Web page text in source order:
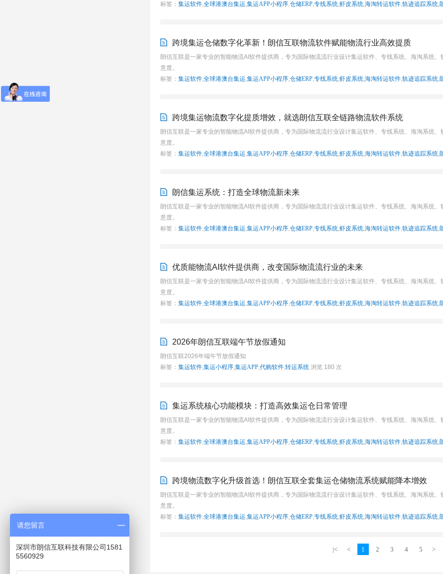
标签： 集运软件,全球港澳台集运,集运APP小程序,仓储ERP,专线系统,虾皮系统,海淘转运软件,轨迹追踪系统,
跨境集运仓储数字化革新！朗信互联物流软件赋能物流行业高效提质
朗信互联是一家专业的智能物流AI软件提供商，专为国际物流流行业设计集运软件、专线系统、海淘系统
意度。
标签： 集运软件,全球港澳台集运,集运APP小程序,仓储ERP,专线系统,虾皮系统,海淘转运软件,轨迹追踪系统,
跨境集运物流数字化提质增效，就选朗信互联全链路物流软件系统
朗信互联是一家专业的智能物流AI软件提供商，专为国际物流流行业设计集运软件、专线系统、海淘系统
意度。
标签： 集运软件,全球港澳台集运,集运APP小程序,仓储ERP,专线系统,虾皮系统,海淘转运软件,轨迹追踪系统,
朗信集运系统：打造全球物流新未来
朗信互联是一家专业的智能物流AI软件提供商，专为国际物流流行业设计集运软件、专线系统、海淘系统
意度。
标签： 集运软件,全球港澳台集运,集运APP小程序,仓储ERP,专线系统,虾皮系统,海淘转运软件,轨迹追踪系统,
优质能物流AI软件提供商，改变国际物流流行业的未来
朗信互联是一家专业的智能物流AI软件提供商，专为国际物流流行业设计集运软件、专线系统、海淘系统
意度。
标签： 集运软件,全球港澳台集运,集运APP小程序,仓储ERP,专线系统,虾皮系统,海淘转运软件,轨迹追踪系统,
2026年朗信互联端午节放假通知
朗信互联2026年端午节放假通知
标签： 集运软件,集运小程序,集运APP,代购软件,转运系统 浏览 180 次
集运系统核心功能模块：打造高效集运仓日常管理
朗信互联是一家专业的智能物流AI软件提供商，专为国际物流流行业设计集运软件、专线系统、海淘系统
意度。
标签： 集运软件,全球港澳台集运,集运APP小程序,仓储ERP,专线系统,虾皮系统,海淘转运软件,轨迹追踪系统,
跨境物流数字化升级首选！朗信互联全套集运仓储物流系统赋能降本增效
朗信互联是一家专业的智能物流AI软件提供商，专为国际物流流行业设计集运软件、专线系统、海淘系统
意度。
标签： 集运软件,全球港澳台集运,集运APP小程序,仓储ERP,专线系统,虾皮系统,海淘转运软件,轨迹追踪系统,
|< < 1 2 3 4 5 >
请您留言
深圳市朗信互联科技有限公司1581
5560929